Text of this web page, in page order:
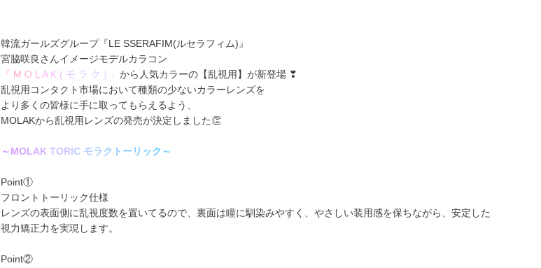
韓流ガールズグループ『LE SSERAFIM(ルセラフィム)』
宮脇咲良 さんイメージモデルカラコン
『 M O L A K ( モ ラ ク )
から人気カラーの【乱視用】が新登場 ❣
乱視用コンタクト市場において種類の少ないカラーレンズを
より多くの皆様に手に取ってもらえるよう、
MOLAKから乱視用レンズの発売が決定しました👏
～MOLAK TORIC モラク ト ーリ ック ～
Point①
フロントトーリック仕様
レンズの表面側に乱視度数を置いてるので、裏面は瞳に馴染みやすく、やさしい装用感を保ちながら、安定した
視力矯正力を実現します。
Point②